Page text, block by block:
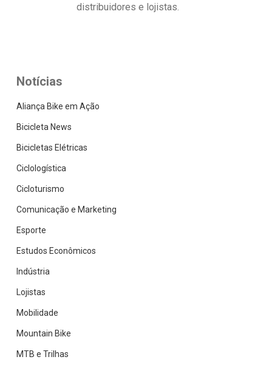
distribuidores e lojistas.
Notícias
Aliança Bike em Ação
Bicicleta News
Bicicletas Elétricas
Ciclologística
Cicloturismo
Comunicação e Marketing
Esporte
Estudos Econômicos
Indústria
Lojistas
Mobilidade
Mountain Bike
MTB e Trilhas